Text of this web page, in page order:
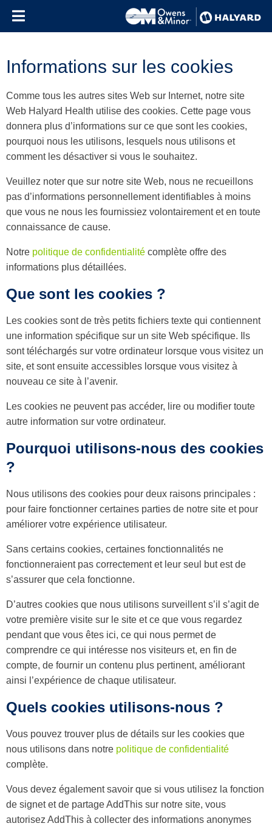
arrows
to
select
a
result.
go
selected
search
device
users
can
gestures.
Informations sur les cookies
Comme tous les autres sites Web sur Internet, notre site
Web Halyard Health utilise des cookies. Cette page vous
donnera plus d’informations sur ce que sont les cookies,
pourquoi nous les utilisons, lesquels nous utilisons et
comment les désactiver si vous le souhaitez.
Veuillez noter que sur notre site Web, nous ne recueillons
pas d’informations personnellement identifiables à moins
que vous ne nous les fournissiez volontairement et en toute
connaissance de cause.
Notre politique de confidentialité complète offre des
informations plus détaillées.
Que sont les cookies ?
Les cookies sont de très petits fichiers texte qui contiennent
une information spécifique sur un site Web spécifique. Ils
sont téléchargés sur votre ordinateur lorsque vous visitez un
site, et sont ensuite accessibles lorsque vous visitez à
nouveau ce site à l’avenir.
Les cookies ne peuvent pas accéder, lire ou modifier toute
autre information sur votre ordinateur.
Pourquoi utilisons-nous des cookies
?
Nous utilisons des cookies pour deux raisons principales :
pour faire fonctionner certaines parties de notre site et pour
améliorer votre expérience utilisateur.
Sans certains cookies, certaines fonctionnalités ne
fonctionneraient pas correctement et leur seul but est de
s’assurer que cela fonctionne.
D’autres cookies que nous utilisons surveillent s’il s’agit de
votre première visite sur le site et ce que vous regardez
pendant que vous êtes ici, ce qui nous permet de
comprendre ce qui intéresse nos visiteurs et, en fin de
compte, de fournir un contenu plus pertinent, améliorant
ainsi l’expérience de chaque utilisateur.
Quels cookies utilisons-nous ?
Vous pouvez trouver plus de détails sur les cookies que
nous utilisons dans notre politique de confidentialité
complète.
Vous devez également savoir que si vous utilisez la fonction
de signet et de partage AddThis sur notre site, vous
autorisez AddThis à collecter des informations anonymes